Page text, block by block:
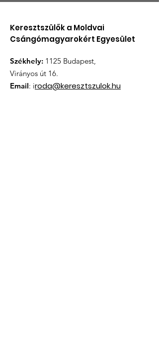
Keresztszülők a Moldvai
Csángómagyarokért Egyesület
Székhely: 1125 Budapest,
Virányos út 16.
Email: iroda@keresztszulok.hu